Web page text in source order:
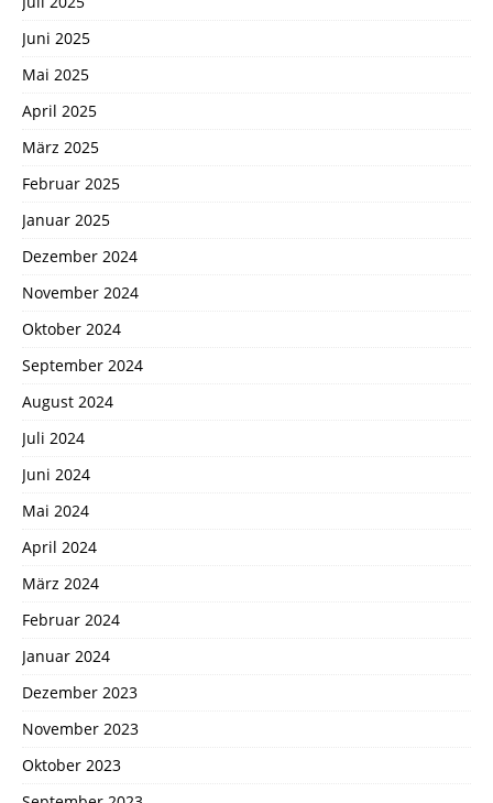
Juni 2025
Mai 2025
April 2025
März 2025
Februar 2025
Januar 2025
Dezember 2024
November 2024
Oktober 2024
September 2024
August 2024
Juli 2024
Juni 2024
Mai 2024
April 2024
März 2024
Februar 2024
Januar 2024
Dezember 2023
November 2023
Oktober 2023